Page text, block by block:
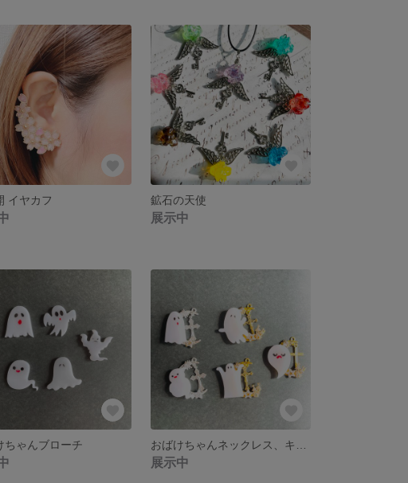
イヤカフ 鉱石の天使
展示中
ちゃんブローチ
展示中